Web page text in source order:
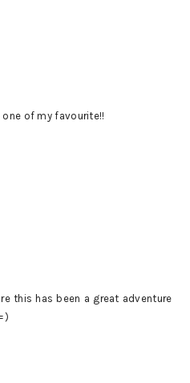
of my favourite!!
this has been a great adventure